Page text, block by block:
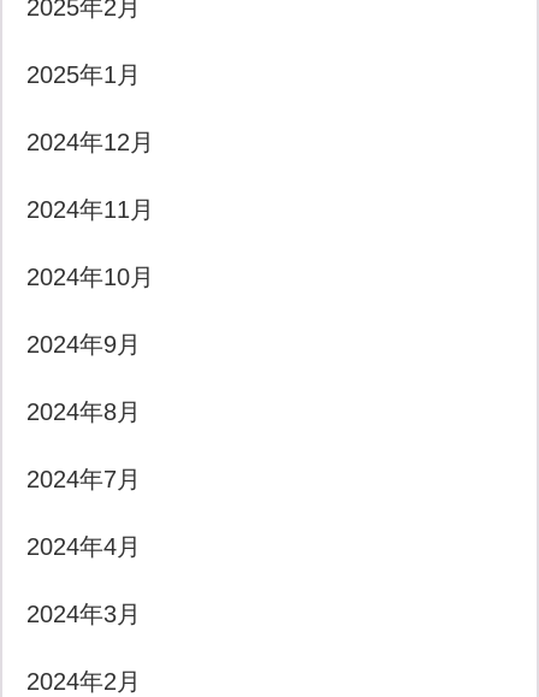
2025年2月
2025年1月
2024年12月
2024年11月
2024年10月
2024年9月
2024年8月
2024年7月
2024年4月
2024年3月
2024年2月